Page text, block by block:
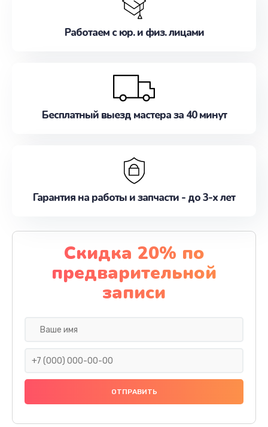
Работаем с юр. и физ. лицами
Бесплатный выезд мастера за 40 минут
Гарантия на работы и запчасти - до 3-х лет
Скидка 20% по
предварительной
записи